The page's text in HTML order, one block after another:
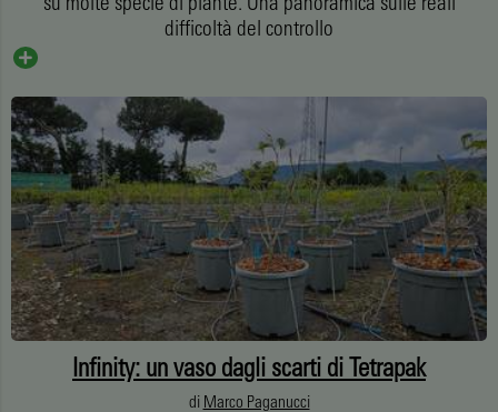
difficoltà del controllo
Infinity: un vaso dagli scarti di Tetrapak
di Marco Paganucci